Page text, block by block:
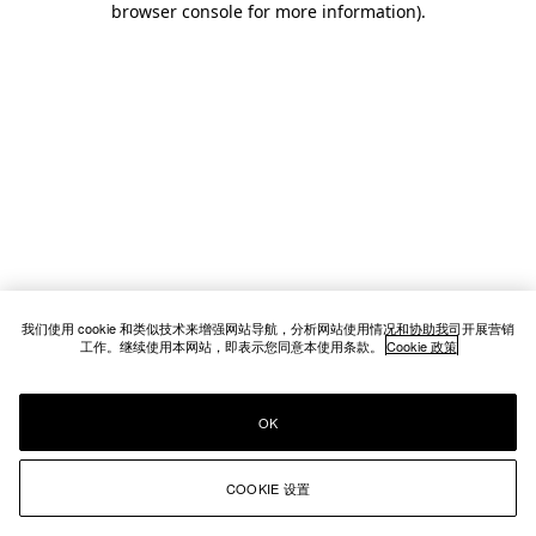
browser console for more information).
我们使用 cookie 和类似技术来增强网站导航，分析网站使用情况和协助我司开展营销
工作。继续使用本网站，即表示您同意本使用条款。 Cookie 政策
COOKIE 设置
OK